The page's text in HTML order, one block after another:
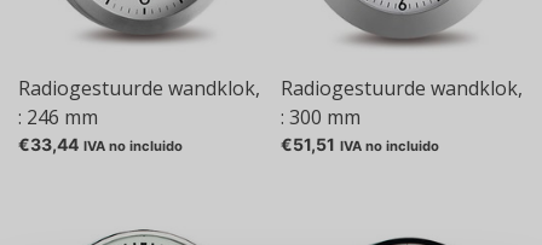
Radiogestuurde wandklok,
: 246 mm
€33,44 IVA no incluido
Radiogestuurde wandklok,
: 300 mm
€51,51 IVA no incluido